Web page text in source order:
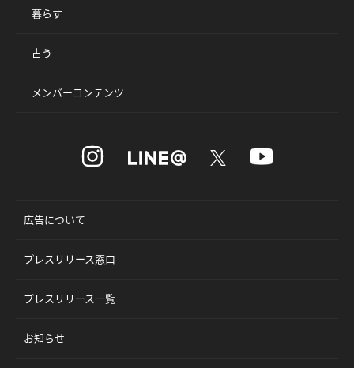
暮らす
占う
メンバーコンテンツ
広告について
プレスリリース窓口
プレスリリース一覧
お知らせ